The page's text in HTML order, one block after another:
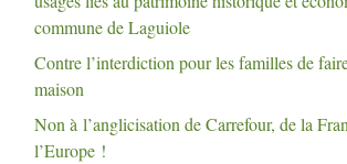
commune de Laguiole
Contre l’interdiction pour les familles de
maison
Non à l’anglicisation de Carrefour, de la
l’Europe !